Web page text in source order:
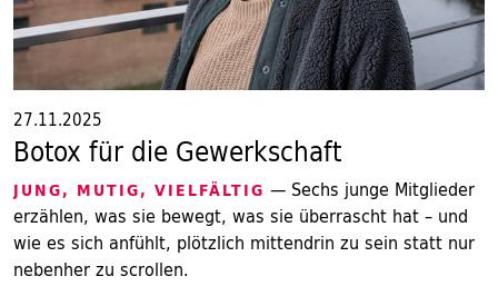
27.11.2025
Botox für die Gewerkschaft
JUNG, MUTIG, VIELFÄLTIG — Sechs junge Mitglieder
erzählen, was sie bewegt, was sie überrascht hat – und
wie es sich anfühlt, plötzlich mittendrin zu sein statt nur
nebenher zu scrollen.